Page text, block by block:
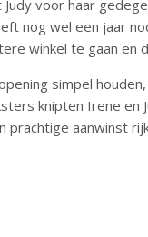
voor haar
nog wel een jaar
winkel te gaan en
simpel
knipten Irene en
prachtige aanwinst